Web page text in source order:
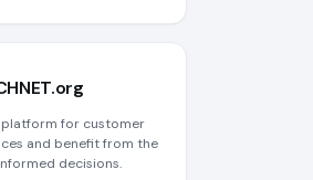
platform for customer
and benefit from the
decisions.